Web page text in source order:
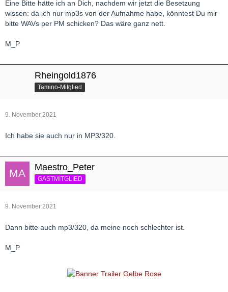
Eine Bitte hätte ich an Dich, nachdem wir jetzt die Besetzung
wissen: da ich nur mp3s von der Aufnahme habe, könntest Du mir
bitte WAVs per PM schicken? Das wäre ganz nett.
M_P
Rheingold1876
Tamino-Mitglied
9. November 2021
Ich habe sie auch nur in MP3/320.
Maestro_Peter
GASTMITGLIED
9. November 2021
Dann bitte auch mp3/320, da meine noch schlechter ist.
M_P